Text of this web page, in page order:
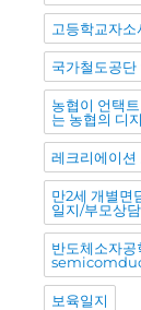
고등학교자소
국가철도공단
농협이 언택
는 농협의 디
레크리에이션
만2세 개별면
일지/부모상
반도체소자
보육일지